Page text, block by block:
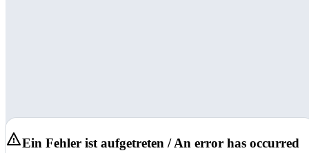
Ein Fehler ist aufgetreten / An error has occurred